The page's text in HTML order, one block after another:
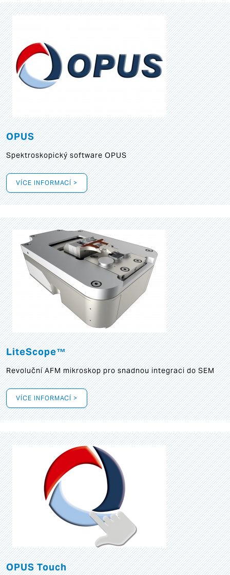
OPUS
Spektroskopický software OPUS
VÍCE INFORMACÍ >
LiteScope™
Revoluční AFM mikroskop pro snadnou integraci do SEM
VÍCE INFORMACÍ >
OPUS Touch